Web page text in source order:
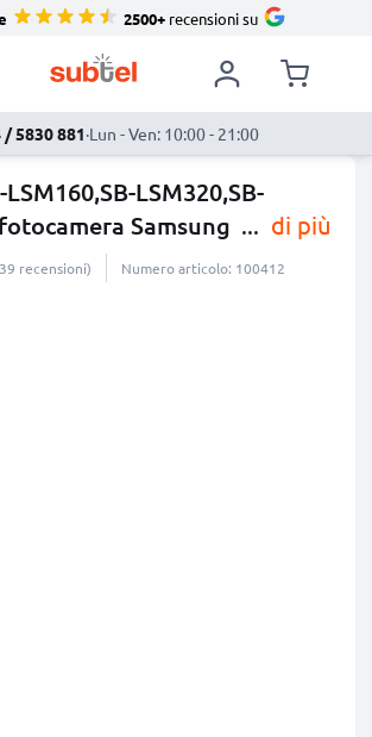
2500+recensioni su
/ 5830 881·Lun - Ven: 10:00 - 21:00
LSM320,SB-
Samsung ... di più
recensioni) Numero articolo: 100412